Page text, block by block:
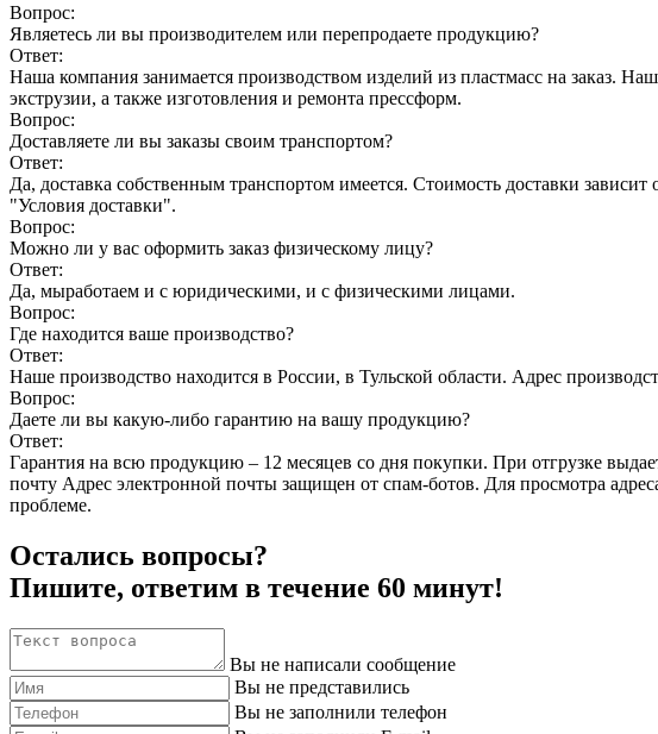
Вопрос:
Являетесь ли вы производителем или перепродаете продукцию?
Ответ:
Наша компания занимается производством изделий из пластмасс на заказ.
экструзии, а также изготовления и ремонта прессформ.
Вопрос:
Доставляете ли вы заказы своим транспортом?
Ответ:
Да, доставка собственным транспортом имеется. Стоимость доставки
"Условия доставки".
Вопрос:
Можно ли у вас оформить заказ физическому лицу?
Ответ:
Да, мыработаем и с юридическими, и с физическими лицами.
Вопрос:
Где находится ваше производство?
Ответ:
Наше производство находится в России, в Тульской области. Адрес
Вопрос:
Даете ли вы какую-либо гарантию на вашу продукцию?
Ответ:
Гарантия на всю продукцию – 12 месяцев со дня покупки. При отгрузке
почту Адрес электронной почты защищен от спам-ботов. Для просмотра
проблеме.
Остались вопросы?
Пишите, ответим в течение 60 минут!
Вы не написали сообщение
Вы не представились
Вы не заполнили телефон